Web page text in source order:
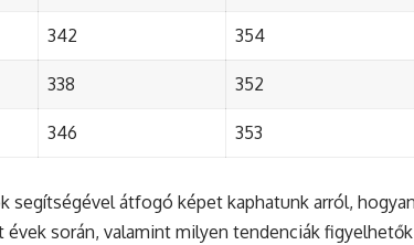
342 354
338 352
346 353
segítségével átfogó képet kaphatunk arról,
évek során, valamint milyen tendenciák